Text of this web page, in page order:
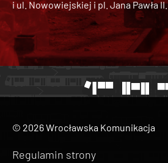
i ul. Nowowiejskiej i pl. Jana Pawła II.
© 2026 Wrocławska Komunikacja
Regulamin strony